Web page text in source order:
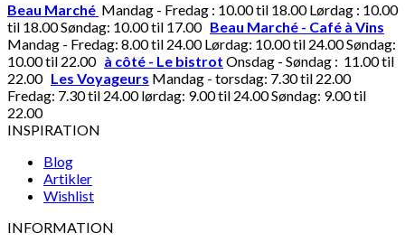
Beau Marché Mandag - Fredag : 10.00 til 18.00 Lørdag : 10.00
til 18.00 Søndag: 10.00 til 17.00 Beau Marché - Café à Vins
Mandag - Fredag: 8.00 til 24.00 Lørdag: 10.00 til 24.00 Søndag:
10.00 til 22.00 à côté - Le bistrot Onsdag - Søndag : 11.00 til
22.00 Les Voyageurs Mandag - torsdag: 7.30 til 22.00
Fredag: 7.30 til 24.00 lørdag: 9.00 til 24.00 Søndag: 9.00 til
22.00
INSPIRATION
Blog
Artikler
Wishlist
INFORMATION